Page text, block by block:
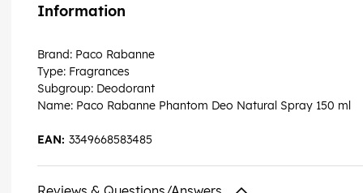
Information
Brand: Paco Rabanne
Type: Fragrances
Subgroup: Deodorant
Name: Paco Rabanne Phantom Deo Natural Spray 150 ml
3349668583485
EAN: